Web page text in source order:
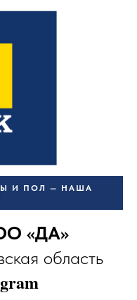
И ПОЛ — НАША
«ДА»
область